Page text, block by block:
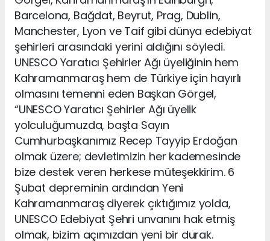
Barcelona, Bağdat, Beyrut, Prag, Dublin,
Manchester, Lyon ve Taif gibi dünya edebiyat
şehirleri arasındaki yerini aldığını söyledi.
UNESCO Yaratıcı Şehirler Ağı üyeliğinin hem
Kahramanmaraş hem de Türkiye için hayırlı
olmasını temenni eden Başkan Görgel,
“UNESCO Yaratıcı Şehirler Ağı üyelik
yolculuğumuzda, başta Sayın
Cumhurbaşkanımız Recep Tayyip Erdoğan
olmak üzere; devletimizin her kademesinde
bize destek veren herkese müteşekkirim. 6
Şubat depreminin ardından Yeni
Kahramanmaraş diyerek çıktığımız yolda,
UNESCO Edebiyat Şehri unvanını hak etmiş
olmak, bizim açımızdan yeni bir durak.